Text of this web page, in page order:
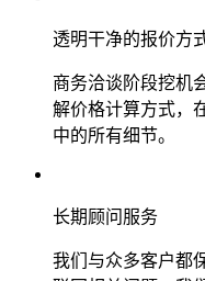
透明干净的报价方
商务洽谈阶段挖机
解价格计算方式，
中的所有细节。
长期顾问服务
我们与众多客户都